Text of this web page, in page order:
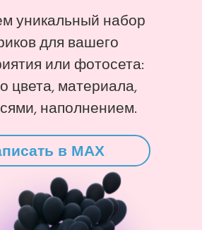
уникальный набор
для вашего
или фотосета:
цвета, материала,
наполнением.
в MAX